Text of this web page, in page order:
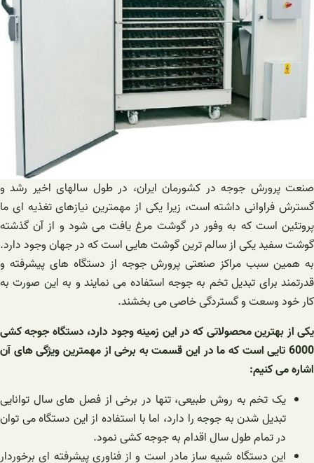
صنعت پرورش جوجه در کشورمان ایران، در طول سالهای اخیر رشد و
گسترش فراوانی داشته است، زیرا یکی از مهمترین نیازهای تغذیه ای ما
پروتئین است که به وفور در گوشت مرغ یافت می شود و از آن گذشته
گوشت سفید یکی از سالم ترین گوشت هایی است که در جهان وجود دارد.
به همین سبب مراکز صنعتی پرورش جوجه از دستگاه های پیشرفته و
قدرتمند برای تبدیل تخم به جوجه استفاده می نمایند و به این صورت به
کار خود وسعت و گستردگی خاصی می بخشند.
یکی از بهترین محصولاتی که در این زمینه وجود دارد، دستگاه جوجه کشی
6000 تایی است که ما در این قسمت به برخی از مهمترین ویژگی های آن
اشاره می کنیم:
یک تخم به روش طبیعی، تنها در برخی از فصل های سال توانایی
تبدیل شدن به جوجه را دارد، اما با استفاده از این دستگاه می توان
در تمام طول سال اقدام به جوجه کشی نمود.
این دستگاه شبیه ساز مادر است و از فناوری پیشرفته ای برخوردار